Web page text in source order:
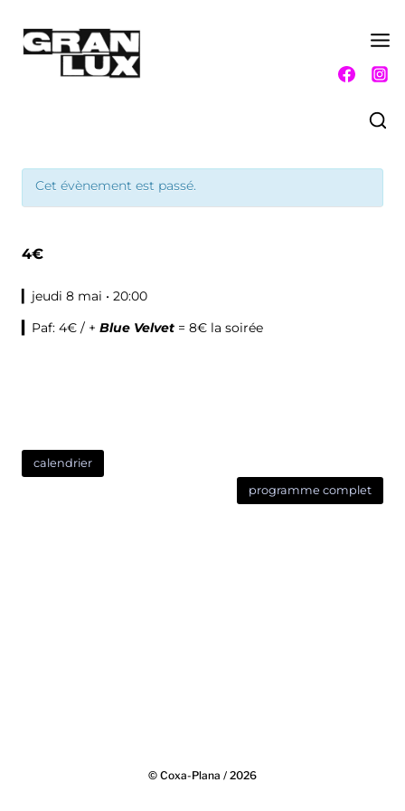
contenu
Cet évènement est passé.
4€
▎jeudi 8 mai • 20:00
Paf: 4€ / + Blue Velvet = 8€ la soirée
calendrier
programme complet
© Coxa-Plana / 2026